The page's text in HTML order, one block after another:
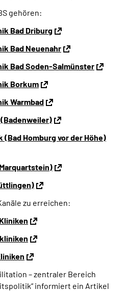
gehören:
Bad Driburg
Bad Neuenahr
Bad Soden-Salmünster
Borkum
Warmbad
Homburg vor der Höhe)
zu erreichen:
– zentraler Bereich
informiert ein Artikel